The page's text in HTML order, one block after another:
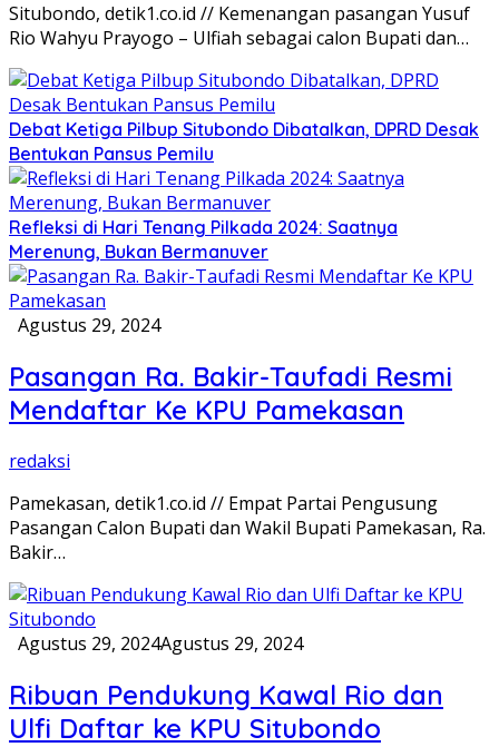
Situbondo, detik1.co.id // Kemenangan pasangan Yusuf
Rio Wahyu Prayogo – Ulfiah sebagai calon Bupati dan…
Debat Ketiga Pilbup Situbondo Dibatalkan, DPRD Desak
Bentukan Pansus Pemilu
Refleksi di Hari Tenang Pilkada 2024: Saatnya
Merenung, Bukan Bermanuver
Agustus 29, 2024
Pasangan Ra. Bakir-Taufadi Resmi
Mendaftar Ke KPU Pamekasan
redaksi
Pamekasan, detik1.co.id // Empat Partai Pengusung
Pasangan Calon Bupati dan Wakil Bupati Pamekasan, Ra.
Bakir…
Agustus 29, 2024Agustus 29, 2024
Ribuan Pendukung Kawal Rio dan
Ulfi Daftar ke KPU Situbondo